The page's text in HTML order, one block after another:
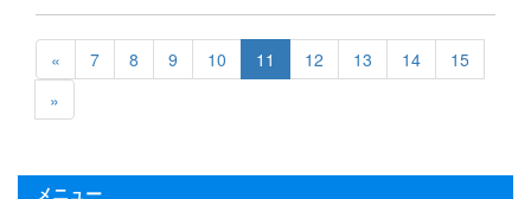
« 7 8 9 10 11 12 13 14
15
»
メニュー